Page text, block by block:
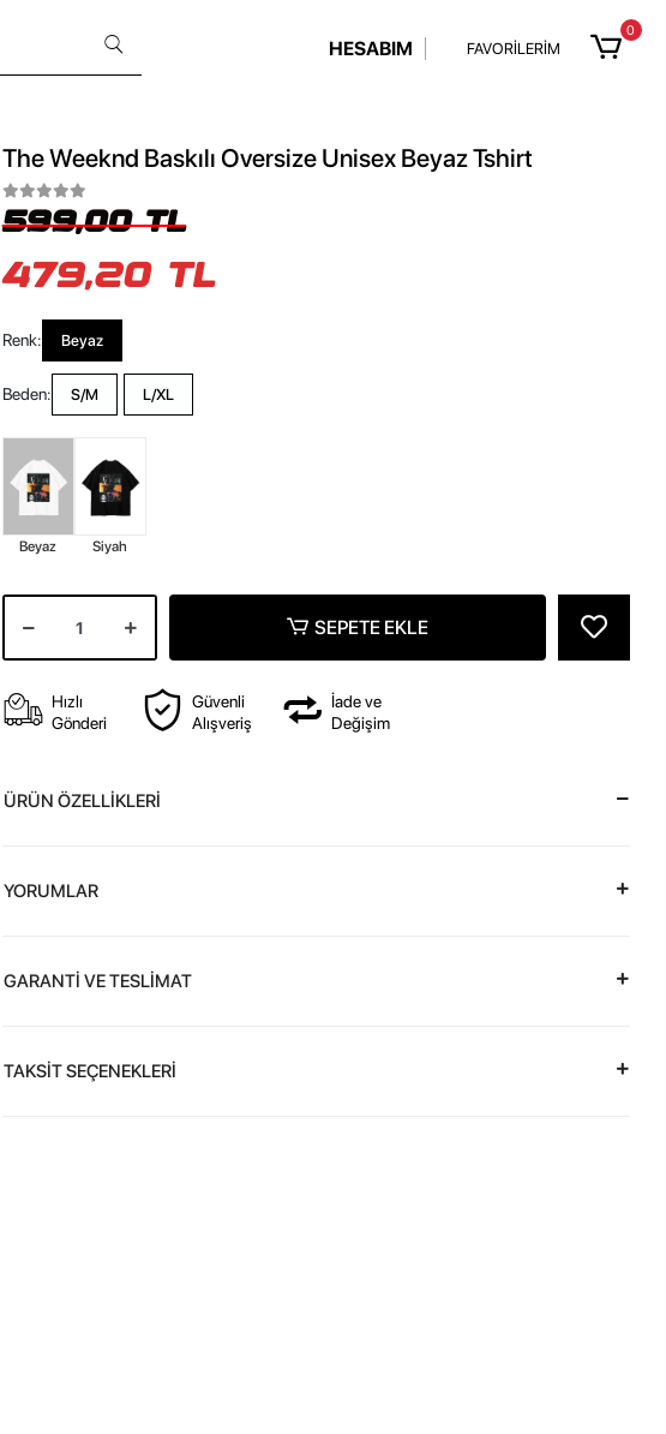
HESABIM FAVORİLERİM
0
The Weeknd Baskılı Oversize Unisex Beyaz Tshirt
599,00 TL
479,20 TL
Renk: Beyaz
Beden: S/M L/XL
Beyaz Siyah
SEPETE EKLE
Hızlı
Gönderi
Güvenli
Alışveriş
İade ve
Değişim
ÜRÜN ÖZELLİKLERİ
YORUMLAR
GARANTİ VE TESLİMAT
TAKSİT SEÇENEKLERİ